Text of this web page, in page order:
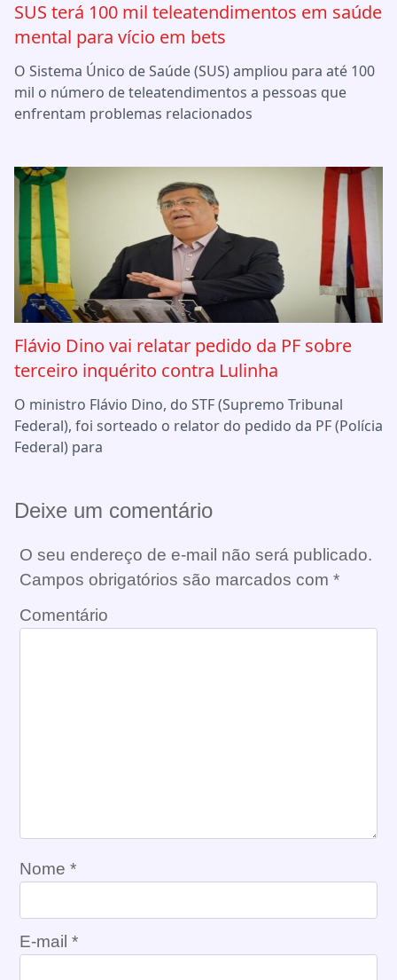
SUS terá 100 mil teleatendimentos em saúde
mental para vício em bets
O Sistema Único de Saúde (SUS) ampliou para até 100
mil o número de teleatendimentos a pessoas que
enfrentam problemas relacionados
Flávio Dino vai relatar pedido da PF sobre
terceiro inquérito contra Lulinha
O ministro Flávio Dino, do STF (Supremo Tribunal
Federal), foi sorteado o relator do pedido da PF (Polícia
Federal) para
Deixe um comentário
O seu endereço de e-mail não será publicado.
Campos obrigatórios são marcados com *
Comentário
Nome *
E-mail *